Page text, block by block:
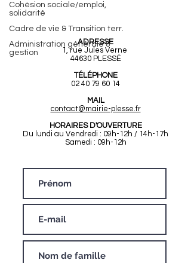
Cohésion sociale/emploi,
solidarité
Cadre de vie & Transition terr.
Administration générale &
gestion
Mairie de Plessé
ADRESSE
1, rue Jules Verne
44630 PLESSÉ
TÉLÉPHONE
02 40 79 60 14
MAIL
contact@mairie-plesse.fr
HORAIRES D'OUVERTURE
Du lundi au Vendredi : 09h-12h / 14h-17h
Samedi : 09h-12h